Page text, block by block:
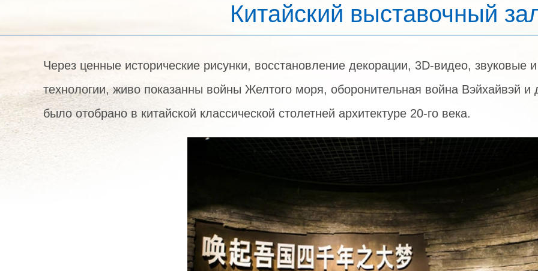
Китайский выставочный
Через ценные исторические рисунки, восстановление декорации, 3D-видео, звуковые
технологии, живо показанны войны Желтого моря, оборонительная война Вэйхайвэй
было отобрано в китайской классической столетней архитектуре 20-го века.